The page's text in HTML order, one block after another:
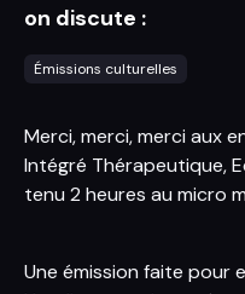
on discute :
Émissions culturelles
Merci, merci, merci aux
Intégré Thérapeutique,
tenu 2 heures au micro
Une émission faite pour